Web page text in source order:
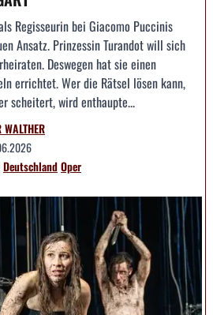
Regisseurin bei Giacomo Puccinis
Ansatz. Prinzessin Turandot will sich
Deswegen hat sie einen
errichtet. Wer die Rätsel lösen kann,
scheitert, wird enthaupte...
WALTHER
DeutschlandOper